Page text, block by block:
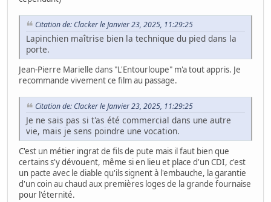
Citation de: Clacker le Janvier 23, 2025, 11:29:25
Lapinchien maîtrise bien la technique du pied dans la
porte.
Jean-Pierre Marielle dans "L'Entourloupe" m'a tout appris. Je
recommande vivement ce film au passage.
Citation de: Clacker le Janvier 23, 2025, 11:29:25
Je ne sais pas si t'as été commercial dans une autre
vie, mais je sens poindre une vocation.
C'est un métier ingrat de fils de pute mais il faut bien que
certains s'y dévouent, même si en lieu et place d'un CDI, c'est
un pacte avec le diable qu'ils signent à l'embauche, la garantie
d'un coin au chaud aux premières loges de la grande fournaise
pour l'éternité.